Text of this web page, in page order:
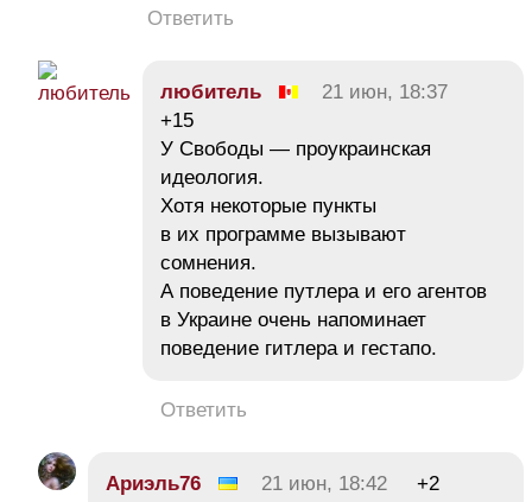
Ответить
любитель
21 июн, 18:37
+15
У Свободы — проукраинская
идеология.
Хотя некоторые пункты
в их программе вызывают
сомнения.
А поведение путлера и его агентов
в Украине очень напоминает
поведение гитлера и гестапо.
Ответить
Ариэль76 21 июн, 18:42
+2